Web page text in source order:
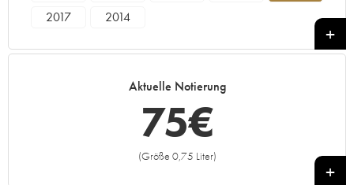
2017
2014
Aktuelle Notierung
75€
(Größe 0,75 Liter)
+